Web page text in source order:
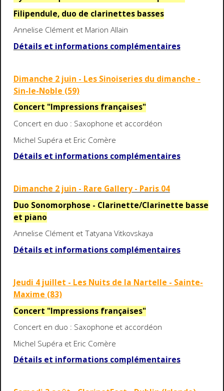
Filipendule, duo de clarinettes basses
Annelise Clément et Marion Allain
Détails et informations complémentaires
Dimanche 2 juin - Les Sinoiseries du dimanche -
Sin-le-Noble (59)
Concert "Impressions françaises"
Concert en duo : Saxophone et accordéon
Michel Supéra et Eric Comère
Détails et informations complémentaires
Dimanche 2 juin - Rare Gallery - Paris 04
Duo Sonomorphose - Clarinette/Clarinette basse
et piano
Annelise Clément et Tatyana Vitkovskaya
Détails et informations complémentaires
Jeudi 4 juillet - Les Nuits de la Nartelle - Sainte-
Maxime (83)
Concert "Impressions françaises"
Concert en duo : Saxophone et accordéon
Michel Supéra et Eric Comère
Détails et informations complémentaires